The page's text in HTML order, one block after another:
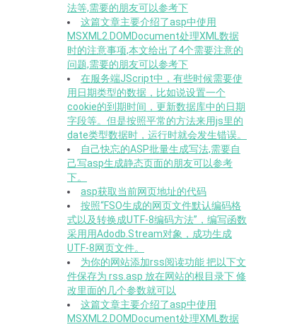
法等,需要的朋友可以参考下
这篇文章主要介绍了asp中使用
MSXML2.DOMDocument处理XML数据
时的注意事项,本文给出了4个需要注意的
问题,需要的朋友可以参考下
在服务端JScript中，有些时候需要使
用日期类型的数据，比如说设置一个
cookie的到期时间，更新数据库中的日期
字段等。但是按照平常的方法来用js里的
date类型数据时，运行时就会发生错误。
自己快忘的ASP批量生成写法,需要自
己写asp生成静态页面的朋友可以参考
下。
asp获取当前网页地址的代码
按照“FSO生成的网页文件默认编码格
式以及转换成UTF-8编码方法”，编写函数
采用用Adodb.Stream对象，成功生成
UTF-8网页文件。
为你的网站添加rss阅读功能 把以下文
件保存为 rss.asp 放在网站的根目录下 修
改里面的几个参数就可以
这篇文章主要介绍了asp中使用
MSXML2.DOMDocument处理XML数据